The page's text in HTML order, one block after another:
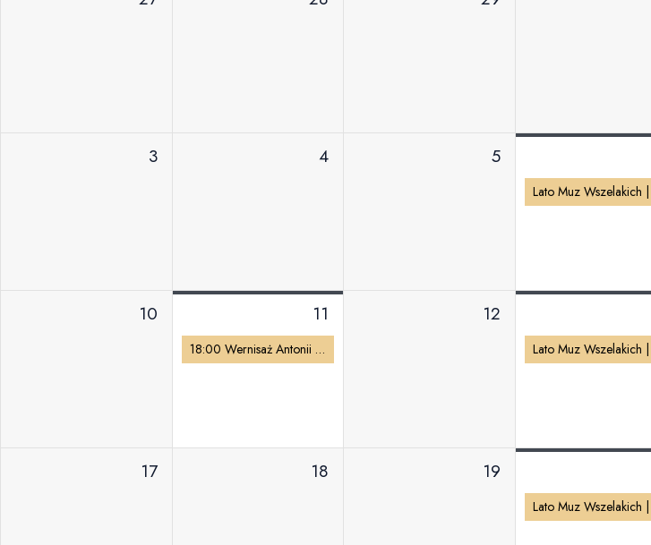
3 4 5
10 11
18:00 Wernisaż Antonii „Marek” Kolonko | fotografia „Podróże, te małe i te duże – Maras, Moray, Machu Picchu”
12
17 18 19